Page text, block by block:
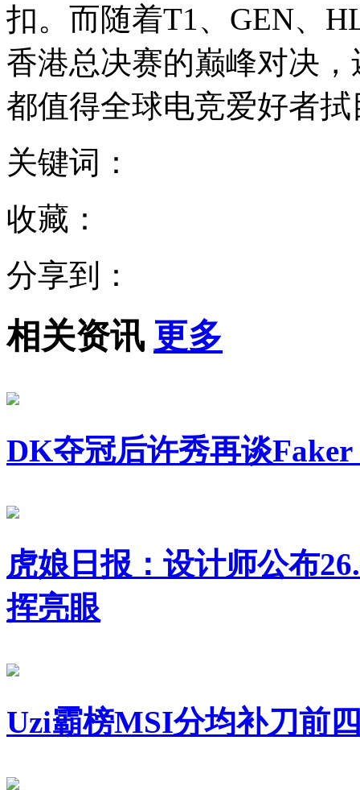
扣。而随着T1、GEN、
香港总决赛的巅峰对决
都值得全球电竞爱好者
关键词：
收藏：
分享到：
相关资讯 更多
DK夺冠后许秀再谈
虎娘日报：设计师公布
挥亮眼
Uzi霸榜MSI分均补刀前